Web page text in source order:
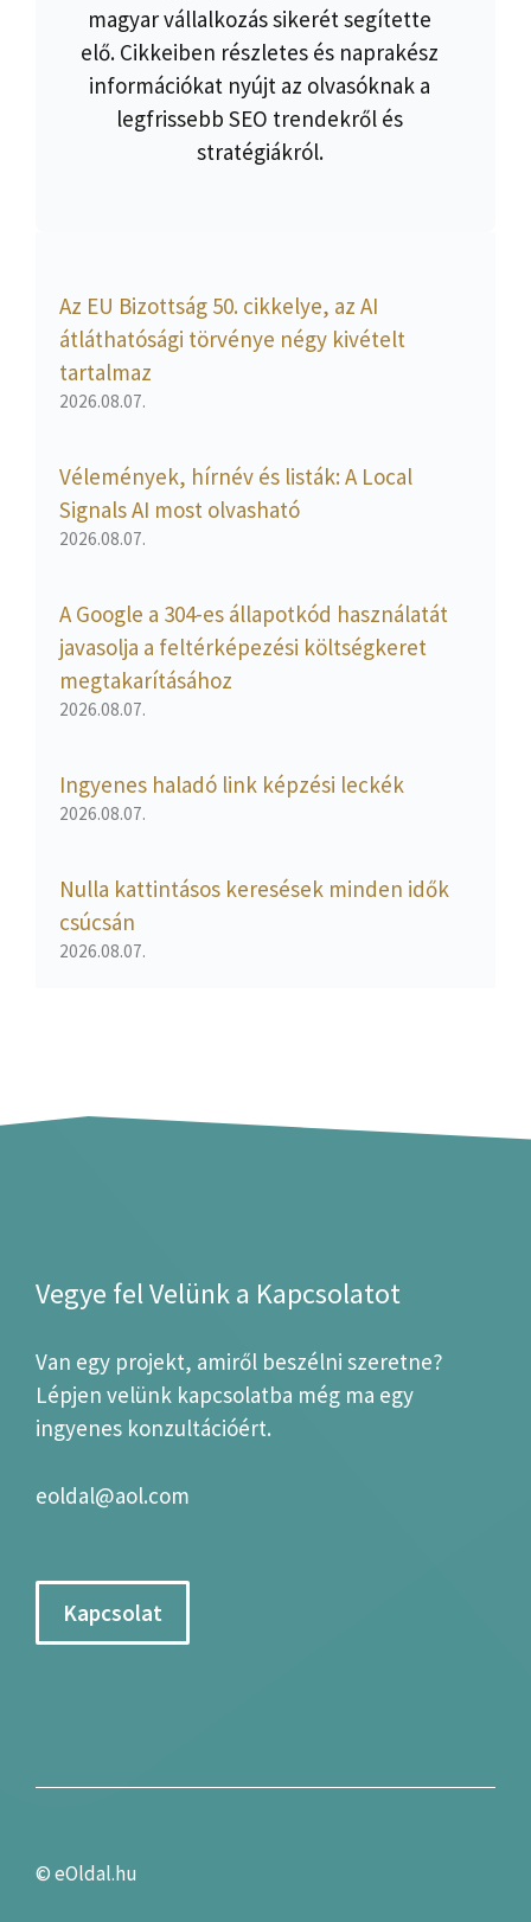
magyar vállalkozás sikerét segítette
elő. Cikkeiben részletes és naprakész
információkat nyújt az olvasóknak a
legfrissebb SEO trendekről és
stratégiákról.
Az EU Bizottság 50. cikkelye, az AI
átláthatósági törvénye négy kivételt
tartalmaz
2026.08.07.
Vélemények, hírnév és listák: A Local
Signals AI most olvasható
2026.08.07.
A Google a 304-es állapotkód használatát
javasolja a feltérképezési költségkeret
megtakarításához
2026.08.07.
Ingyenes haladó link képzési leckék
2026.08.07.
Nulla kattintásos keresések minden idők
csúcsán
2026.08.07.
Vegye fel Velünk a Kapcsolatot
Van egy projekt, amiről beszélni szeretne?
Lépjen velünk kapcsolatba még ma egy
ingyenes konzultációért.
eoldal@aol.com
Kapcsolat
©eOldal.hu